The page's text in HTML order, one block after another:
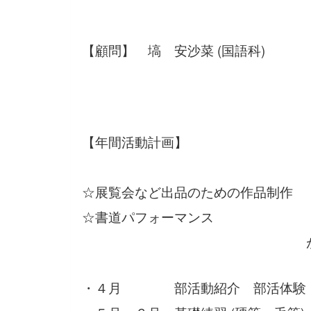
【顧問】 塙 安沙菜 (国語科)
【年間活動計画】
☆展覧会など出品のための作品制作
☆書道パフォーマンス
が主な活動内
・４月 部活動紹介 部活体験